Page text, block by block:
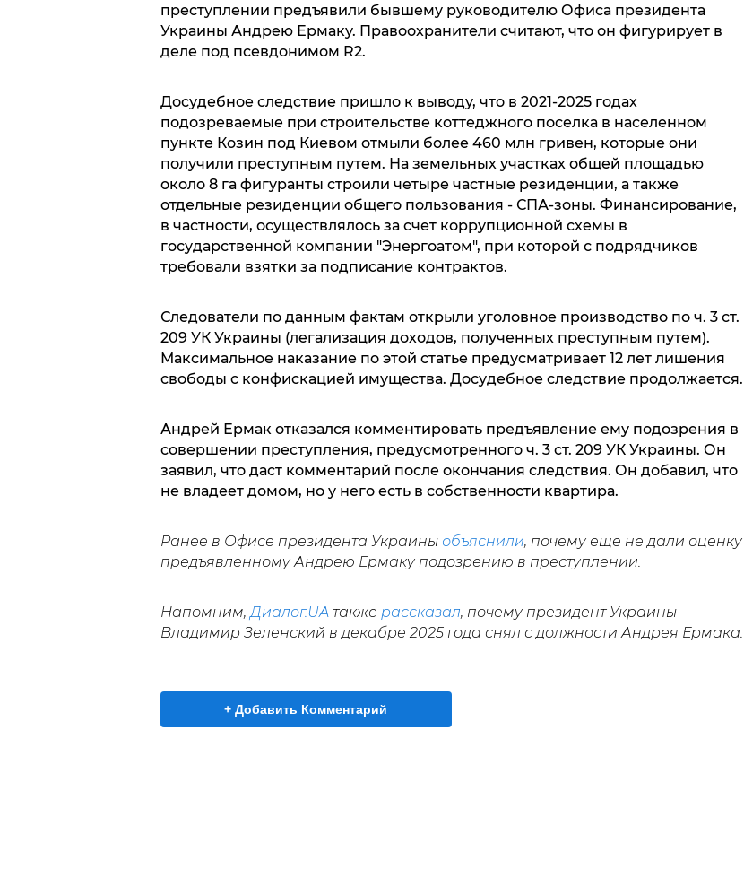
преступлении предъявили бывшему руководителю Офиса президента
Украины Андрею Ермаку. Правоохранители считают, что он фигурирует в
деле под псевдонимом R2.
Досудебное следствие пришло к выводу, что в 2021-2025 годах
подозреваемые при строительстве коттеджного поселка в населенном
пункте Козин под Киевом отмыли более 460 млн гривен, которые они
получили преступным путем. На земельных участках общей площадью
около 8 га фигуранты строили четыре частные резиденции, а также
отдельные резиденции общего пользования - СПА-зоны. Финансирование,
в частности, осуществлялось за счет коррупционной схемы в
государственной компании "Энергоатом", при которой с подрядчиков
требовали взятки за подписание контрактов.
Следователи по данным фактам открыли уголовное производство по ч. 3 ст.
209 УК Украины (легализация доходов, полученных преступным путем).
Максимальное наказание по этой статье предусматривает 12 лет лишения
свободы с конфискацией имущества. Досудебное следствие продолжается.
Андрей Ермак отказался комментировать предъявление ему подозрения в
совершении преступления, предусмотренного ч. 3 ст. 209 УК Украины. Он
заявил, что даст комментарий после окончания следствия. Он добавил, что
не владеет домом, но у него есть в собственности квартира.
Ранее в Офисе президента Украины объяснили, почему еще не дали оценку
предъявленному Андрею Ермаку подозрению в преступлении.
Напомним,Диалог.UAтакже рассказал, почему президент Украины
Владимир Зеленский в декабре 2025 года снял с должности Андрея Ермака.
+ Добавить Комментарий